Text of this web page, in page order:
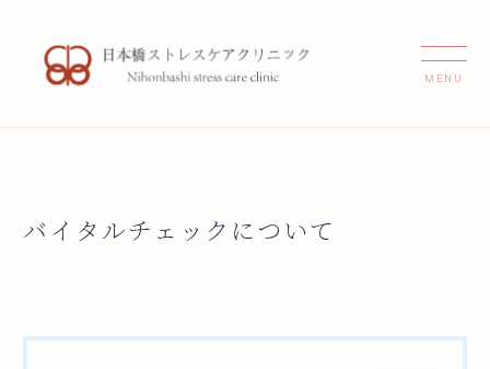
バイタルチェックについて